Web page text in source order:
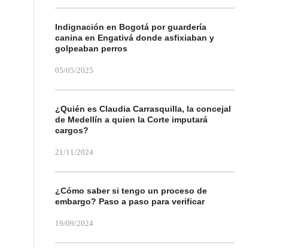
Indignación en Bogotá por guardería
canina en Engativá donde asfixiaban y
golpeaban perros
05/05/2025
¿Quién es Claudia Carrasquilla, la concejal
de Medellín a quien la Corte imputará
cargos?
21/11/2024
¿Cómo saber si tengo un proceso de
embargo? Paso a paso para verificar
19/09/2024